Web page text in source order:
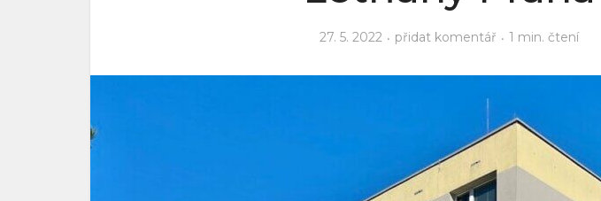
27. 5. 2022 přidat komentář 1 min. čtení